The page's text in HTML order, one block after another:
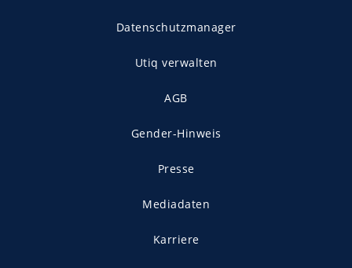
Datenschutzmanager
Utiq verwalten
AGB
Gender-Hinweis
Presse
Mediadaten
Karriere